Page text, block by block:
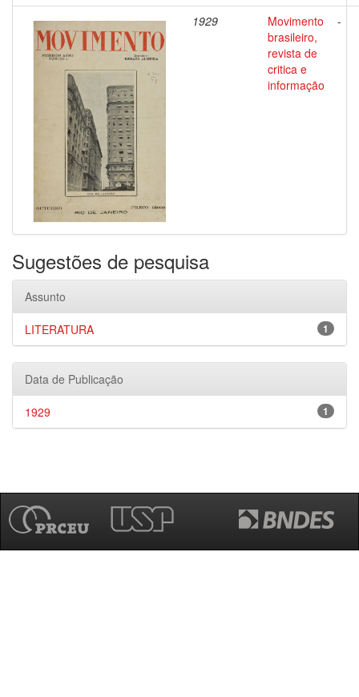
1929
Movimento
brasileiro,
revista de
critica e
informação
-
Sugestões de pesquisa
Assunto
1
LITERATURA
Data de Publicação
1
1929